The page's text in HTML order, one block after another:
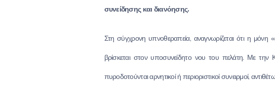
συνείδησης και διανόησης.
Στη σύγχρονη υπνοθεραπεία, αναγνωρίζεται ότι η
βρίσκεται στον υποσυνείδητο νου του πελάτη. Με την
πυροδοτούνται αρνητικοί ή περιοριστικοί συνειρμοί,